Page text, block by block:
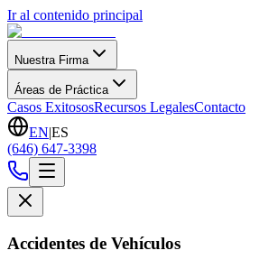
Ir al contenido principal
Nuestra Firma
Áreas de Práctica
Casos ExitososRecursos LegalesContacto
EN|ES
(646) 647-3398
Accidentes de Vehículos